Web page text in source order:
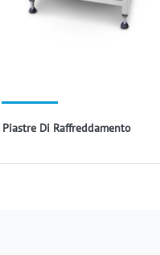
Piastre Di Raffreddamento